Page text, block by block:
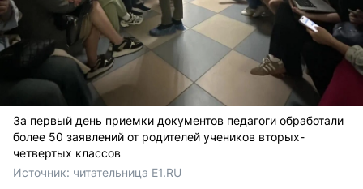
За первый день приемки документов педагоги обработали
более 50 заявлений от родителей учеников вторых-
четвертых классов
Источник: читательница E1.RU